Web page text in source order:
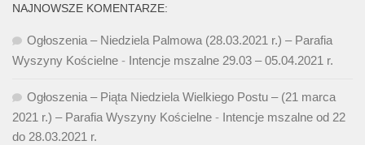
NAJNOWSZE KOMENTARZE:
Ogłoszenia – Niedziela Palmowa (28.03.2021 r.) – Parafia
Wyszyny Kościelne - Intencje mszalne 29.03 – 05.04.2021 r.
Ogłoszenia – Piąta Niedziela Wielkiego Postu – (21 marca
2021 r.) – Parafia Wyszyny Kościelne - Intencje mszalne od 22
do 28.03.2021 r.